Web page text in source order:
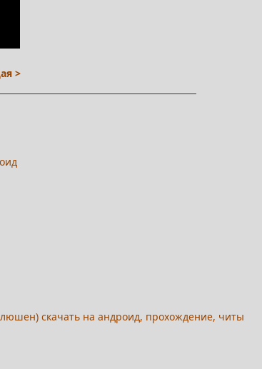
>
скачать на андроид, прохождение, читы